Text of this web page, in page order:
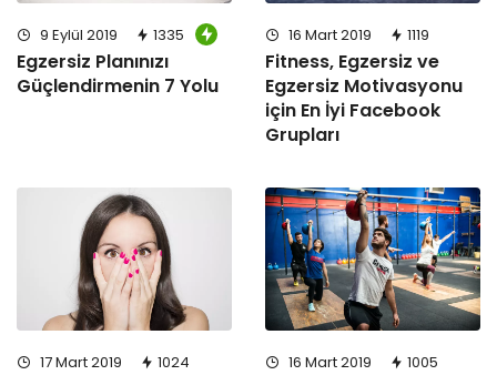
9 Eylül 2019 1335
Egzersiz Planınızı
Güçlendirmenin 7 Yolu
16 Mart 2019 1119
Fitness, Egzersiz ve
Egzersiz Motivasyonu
için En İyi Facebook
Grupları
17 Mart 2019 1024 16 Mart 2019 1005